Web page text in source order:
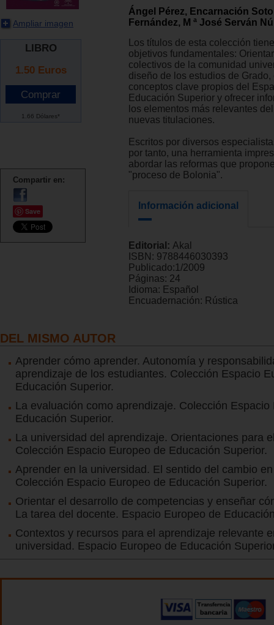
Ampliar imagen
LIBRO
1.50 Euros
1.66 Dólares*
Compartir en:
Save
Ángel Pérez, Encarnación
Fernández, M ª José Serván
Los títulos de esta colección
objetivos fundamentales:
colectivos de la comunidad
diseño de los estudios de Grado,
conceptos clave propios del
Educación Superior y ofrecer
los elementos más relevantes
nuevas titulaciones.
Escritos por diversos
por tanto, una herramienta
abordar las reformas que
"proceso de Bolonia".
Información adicional
Editorial: Akal
ISBN: 9788446030393
Publicado:1/2009
Páginas: 24
Idioma: Español
Encuadernación: Rústica
DEL MISMO AUTOR
Aprender cómo aprender. Autonomía y
aprendizaje de los estudiantes. Colección Espacio
Educación Superior.
La evaluación como aprendizaje. Colección Espacio
Educación Superior.
La universidad del aprendizaje. Orientaciones para
Colección Espacio Europeo de Educación Superior.
Aprender en la universidad. El sentido del cambio
Colección Espacio Europeo de Educación Superior.
Orientar el desarrollo de competencias y enseñar
La tarea del docente. Espacio Europeo de
Contextos y recursos para el aprendizaje relevante
universidad. Espacio Europeo de Educación